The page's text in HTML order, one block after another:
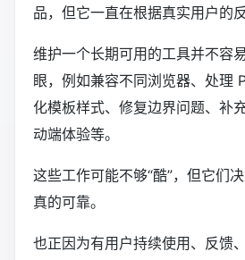
品，但它一直在根据真实用户的
维护一个长期可用的工具并不容
眼，例如兼容不同浏览器、处理
化模板样式、修复边界问题、补
动端体验等。
这些工作可能不够“酷”，但它们
真的可靠。
也正因为有用户持续使用、反馈